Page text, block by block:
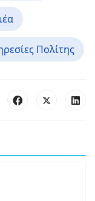
Πολίτης